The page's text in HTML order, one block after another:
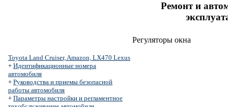
Ремонт и
Toyota Land Cruiser, Amazon, LX470 Lexus
+ Идентификационные номера
автомобиля
+ Руководства и приемы безопасной
работы автомобиля
+ Параметры настройки и регламентное
Регуляторы окна